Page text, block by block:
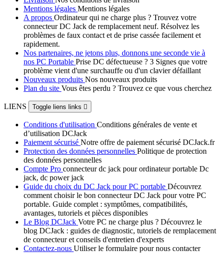
Mentions légales Mentions légales
A propos Ordinateur qui ne charge plus ? Trouvez votre
connecteur DC Jack de remplacement neuf. Résolvez les
problèmes de faux contact et de prise cassée facilement et
rapidement.
Nos partenaires, ne jetons plus, donnons une seconde vie à
nos PC Portable Prise DC défectueuse ? 3 Signes que votre
problème vient d'une surchauffe ou d'un clavier défaillant
Nouveaux produits Nos nouveaux produits
Plan du site Vous êtes perdu ? Trouvez ce que vous cherchez
LIENS Toggle liens links 
Conditions d'utilisation Conditions générales de vente et
d’utilisation DCJack
Paiement sécurisé Notre offre de paiement sécurisé DCJack.fr
Protection des données personnelles Politique de protection
des données personnelles
Compte Pro connecteur dc jack pour ordinateur portable Dc
jack, dc power jack
Guide du choix du DC Jack pour PC portable Découvrez
comment choisir le bon connecteur DC Jack pour votre PC
portable. Guide complet : symptômes, compatibilités,
avantages, tutoriels et pièces disponibles
Le Blog DCJack Votre PC ne charge plus ? Découvrez le
blog DCJack : guides de diagnostic, tutoriels de remplacement
de connecteur et conseils d'entretien d'experts
Contactez-nous Utiliser le formulaire pour nous contacter